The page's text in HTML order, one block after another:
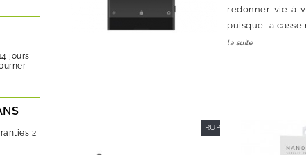
jours
2
redonner vie à
puisque la
la suite
RUPTURE DE STOCK